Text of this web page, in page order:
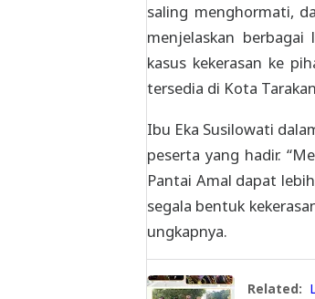
saling menghormati,
menjelaskan
kasus kekerasan ke
tersedia di Kota
Ibu Eka Susilowati
peserta yang hadir.
Pantai Amal dapat
segala bentuk
ungkapnya.
Related: